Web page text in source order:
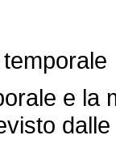
e la